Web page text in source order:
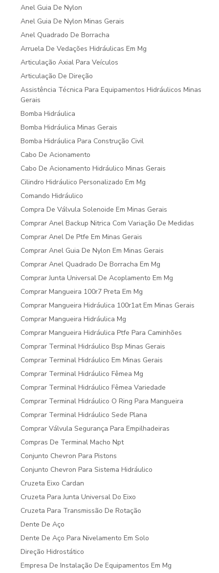
Anel Guia De Nylon
Anel Guia De Nylon Minas Gerais
Anel Quadrado De Borracha
Arruela De Vedações Hidráulicas Em Mg
Articulação Axial Para Veículos
Articulação De Direção
Assistência Técnica Para Equipamentos Hidráulicos Minas
Gerais
Bomba Hidráulica
Bomba Hidráulica Minas Gerais
Bomba Hidráulica Para Construção Civil
Cabo De Acionamento
Cabo De Acionamento Hidráulico Minas Gerais
Cilindro Hidráulico Personalizado Em Mg
Comando Hidráulico
Compra De Válvula Solenoide Em Minas Gerais
Comprar Anel Backup Nitrica Com Variação De Medidas
Comprar Anel De Ptfe Em Minas Gerais
Comprar Anel Guia De Nylon Em Minas Gerais
Comprar Anel Quadrado De Borracha Em Mg
Comprar Junta Universal De Acoplamento Em Mg
Comprar Mangueira 100r7 Preta Em Mg
Comprar Mangueira Hidráulica 100r1at Em Minas Gerais
Comprar Mangueira Hidráulica Mg
Comprar Mangueira Hidráulica Ptfe Para Caminhões
Comprar Terminal Hidráulico Bsp Minas Gerais
Comprar Terminal Hidráulico Em Minas Gerais
Comprar Terminal Hidráulico Fêmea Mg
Comprar Terminal Hidráulico Fêmea Variedade
Comprar Terminal Hidráulico O Ring Para Mangueira
Comprar Terminal Hidráulico Sede Plana
Comprar Válvula Segurança Para Empilhadeiras
Compras De Terminal Macho Npt
Conjunto Chevron Para Pistons
Conjunto Chevron Para Sistema Hidráulico
Cruzeta Eixo Cardan
Cruzeta Para Junta Universal Do Eixo
Cruzeta Para Transmissão De Rotação
Dente De Aço
Dente De Aço Para Nivelamento Em Solo
Direção Hidrostático
Empresa De Instalação De Equipamentos Em Mg